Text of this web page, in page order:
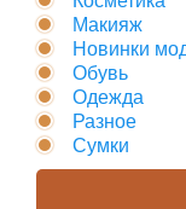
Макияж
Новинки
Обувь
Одежда
Разное
Сумки